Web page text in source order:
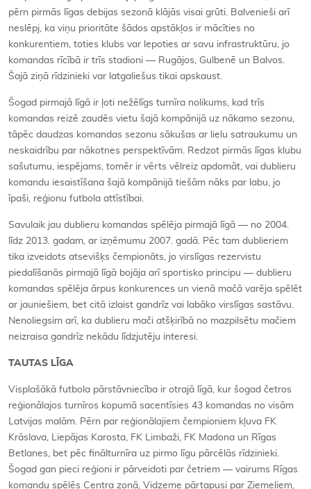
pērn pirmās līgas debijas sezonā klājās visai grūti. Balvenieši arī
neslēpj, ka viņu prioritāte šādos apstākļos ir mācīties no
konkurentiem, toties klubs var lepoties ar savu infrastruktūru, jo
komandas rīcībā ir trīs stadioni — Rugājos, Gulbenē un Balvos.
Šajā ziņā rīdzinieki var latgaliešus tikai apskaust.
Šogad pirmajā līgā ir ļoti nežēlīgs turnīra nolikums, kad trīs
komandas reizē zaudēs vietu šajā kompānijā uz nākamo sezonu,
tāpēc daudzas komandas sezonu sākušas ar lielu satraukumu un
neskaidrību par nākotnes perspektīvām. Redzot pirmās līgas klubu
sašutumu, iespējams, tomēr ir vērts vēlreiz apdomāt, vai dublieru
komandu iesaistīšana šajā kompānijā tiešām nāks par labu, jo
īpaši, reģionu futbola attīstībai.
Savulaik jau dublieru komandas spēlēja pirmajā līgā — no 2004.
līdz 2013. gadam, ar izņēmumu 2007. gadā. Pēc tam dublieriem
tika izveidots atsevišķs čempionāts, jo virslīgas rezervistu
piedalīšanās pirmajā līgā bojāja arī sportisko principu — dublieru
komandas spēlēja ārpus konkurences un vienā mačā varēja spēlēt
ar jauniešiem, bet citā izlaist gandrīz vai labāko virslīgas sastāvu.
Nenoliegsim arī, ka dublieru mači atšķirībā no mazpilsētu mačiem
neizraisa gandrīz nekādu līdzjutēju interesi.
TAUTAS LĪGA
Visplašākā futbola pārstāvniecība ir otrajā līgā, kur šogad četros
reģionālajos turnīros kopumā sacentīsies 43 komandas no visām
Latvijas malām. Pērn par reģionālajiem čempioniem kļuva FK
Krāslava, Liepājas Karosta, FK Limbaži, FK Madona un Rīgas
Betlanes, bet pēc finālturnīra uz pirmo līgu pārcēlās rīdzinieki.
Šogad gan pieci reģioni ir pārveidoti par četriem — vairums Rīgas
komandu spēlēs Centra zonā, Vidzeme pārtapusi par Ziemeļiem,